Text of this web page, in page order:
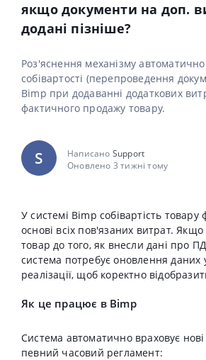
якщо документи на доп.
додані пізніше?
Роз'яснення механізму
собівартості (перепроведення
Bimp при додаванні додаткових
фактичного продажу товару.
S Написано Support
Оновлено 3 тижні тому
У системі Bimp собівартість товару
основі всіх пов'язаних витрат.
товар до того, як внесли дані про
система потребує оновлення даних
реалізації, щоб коректно
Як це працює в Bimp
Система автоматично враховує нові
певний часовий регламент: